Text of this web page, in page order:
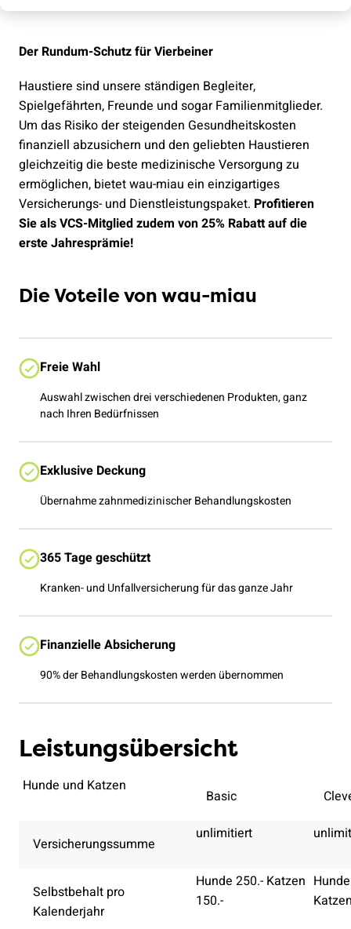
Der Rundum-Schutz für Vierbeiner
Haustiere sind unsere ständigen Begleiter,
Spielgefährten, Freunde und sogar Familienmitglieder.
Um das Risiko der steigenden Gesundheitskosten
finanziell abzusichern und den geliebten Haustieren
gleichzeitig die beste medizinische Versorgung zu
ermöglichen, bietet wau-miau ein einzigartiges
Versicherungs- und Dienstleistungspaket. Profitieren
Sie als VCS-Mitglied zudem von 25% Rabatt auf die
erste Jahresprämie!
Die Voteile von wau-miau
Freie Wahl
Auswahl zwischen drei verschiedenen Produkten, ganz
nach Ihren Bedürfnissen
Exklusive Deckung
Übernahme zahnmedizinischer Behandlungskosten
365 Tage geschützt
Kranken- und Unfallversicherung für das ganze Jahr
Finanzielle Absicherung
90% der Behandlungskosten werden übernommen
Leistungsübersicht
Hunde und Katzen
Basic
Versicherungssumme
unlimitiert
Selbstbehalt pro
Kalenderjahr
Hunde 250.- Katzen
150.-